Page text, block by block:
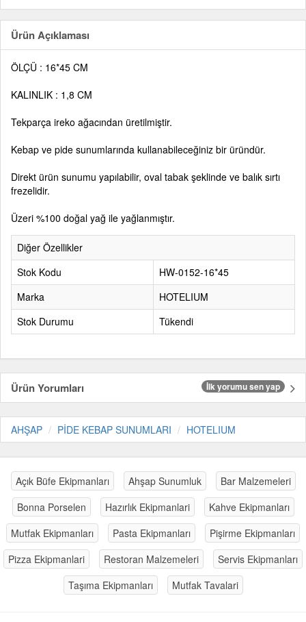
Ürün Açıklaması
ÖLÇÜ : 16*45 CM
KALINLIK : 1,8 CM
Tekparça ireko ağacından üretilmiştir.
Kebap ve pide sunumlarında kullanabileceğiniz bir üründür.
Direkt ürün sunumu yapılabilir, oval tabak şeklinde ve balık sırtı
frezelidir.
Üzeri %100 doğal yağ ile yağlanmıştır.
Diğer Özellikler
Stok Kodu
HW-0152-16*45
Marka
HOTELIUM
Stok Durumu
Tükendi
Ürün Yorumları İlk yorumu sen yap
AHŞAP PİDE KEBAP SUNUMLARI HOTELIUM
Açık Büfe Ekipmanları Ahşap Sunumluk
Bar Malzemeleri
Bonna Porselen
Hazırlık Ekipmanlari
Kahve Ekipmanları
Mutfak Ekipmanları
Pasta Ekipmanları
Pişirme Ekipmanları
Pizza Ekipmanlari
Restoran Malzemeleri
Servis Ekipmanları
Taşıma Ekipmanları
Mutfak Tavalari